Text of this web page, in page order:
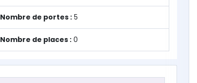
Nombre de portes : 5
Nombre de places : 0